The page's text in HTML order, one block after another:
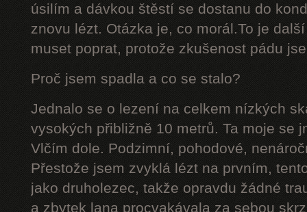
úsilím a dávkou štěstí se dostanu do
znovu lézt. Otázka je, co morál.To je
muset poprat, protože zkušenost pádu
Proč jsem spadla a co se stalo?
Jednalo se o lezení na celkem nízkých
vysokých přibližně 10 metrů. Ta moje se
Vlčím dole. Podzimní, pohodové,
Přestože jsem zvyklá lézt na prvním,
jako druholezec, takže opravdu žádné
a zbytek lana procvakávala za sebou